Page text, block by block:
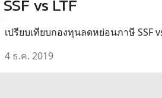
เปรียบเทียบกองทุนลดหย่อนภาษี SSF
4 ธ.ค. 2019